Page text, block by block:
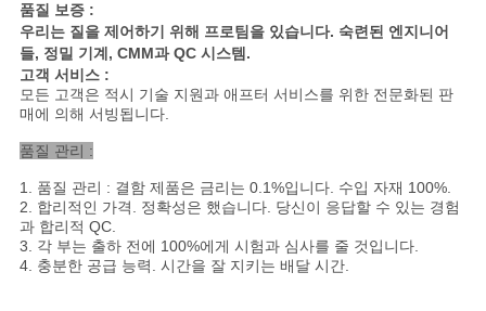
품질 보증 :
우리는 질을 제어하기 위해 프로팀을 있습니다. 숙련된 엔지니어
들, 정밀 기계, CMM과 QC 시스템.
고객 서비스 :
모든 고객은 적시 기술 지원과 애프터 서비스를 위한 전문화된 판
매에 의해 서빙됩니다.
품질 관리 :
1. 품질 관리 : 결함 제품은 금리는 0.1%입니다. 수입 자재 100%.
2. 합리적인 가격. 정확성은 했습니다. 당신이 응답할 수 있는 경험
과 합리적 QC.
3. 각 부는 출하 전에 100%에게 시험과 심사를 줄 것입니다.
4. 충분한 공급 능력. 시간을 잘 지키는 배달 시간.